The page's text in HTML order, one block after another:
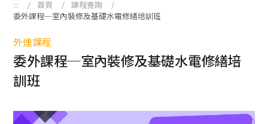
::: 首頁
課程查詢
委外課程─室內裝修及基礎水電修繕培訓班
外連課程
委外課程─室內裝修及基礎水電修繕培
訓班